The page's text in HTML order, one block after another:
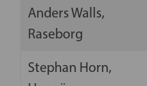
Anders Walls,
Raseborg
Stephan Horn,